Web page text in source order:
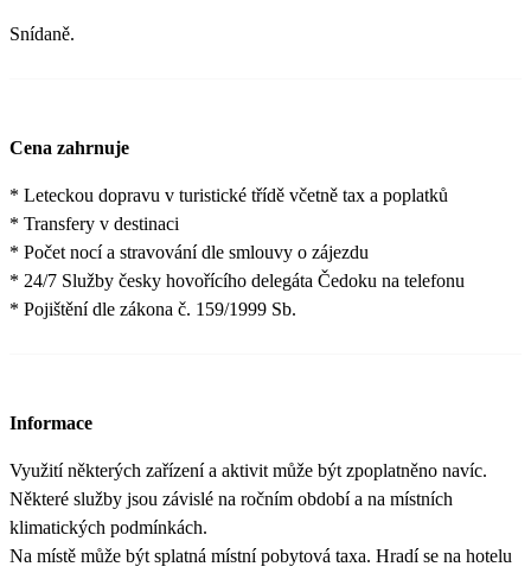
Snídaně.
Cena zahrnuje
* Leteckou dopravu v turistické třídě včetně tax a poplatků
* Transfery v destinaci
* Počet nocí a stravování dle smlouvy o zájezdu
* 24/7 Služby česky hovořícího delegáta Čedoku na telefonu
* Pojištění dle zákona č. 159/1999 Sb.
Informace
Využití některých zařízení a aktivit může být zpoplatněno navíc.
Některé služby jsou závislé na ročním období a na místních
klimatických podmínkách.
Na místě může být splatná místní pobytová taxa. Hradí se na hotelu